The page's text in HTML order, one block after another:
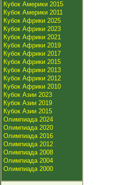
Кубок Америки 2015
Кубок Америки 2011
Кубок Африки 2025
Кубок Африки 2023
Кубок Африки 2021
Кубок Африки 2019
Кубок Африки 2017
Кубок Африки 2015
Кубок Африки 2013
Кубок Африки 2012
Кубок Африки 2010
Кубок Азии 2023
Кубок Азии 2019
Кубок Азии 2015
Олимпиада 2024
Олимпиада 2020
Олимпиада 2016
Олимпиада 2012
Олимпиада 2008
Олимпиада 2004
Олимпиада 2000